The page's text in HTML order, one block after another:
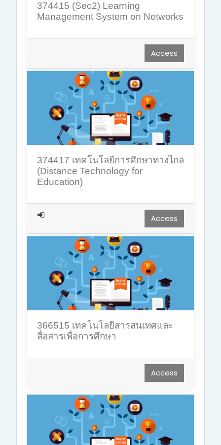
374415 (Sec2) Learning
Management System on Networks
Access
374417 เทคโนโลยีการศึกษาทางไกล
(Distance Technology for
Education)
Access
366515 เทคโนโลยีสารสนเทศและ
สื่อสารเพื่อการศึกษา
Access